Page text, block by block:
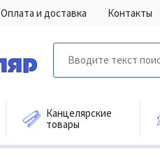
Оплата и доставка Контакты
Канцелярские
товары